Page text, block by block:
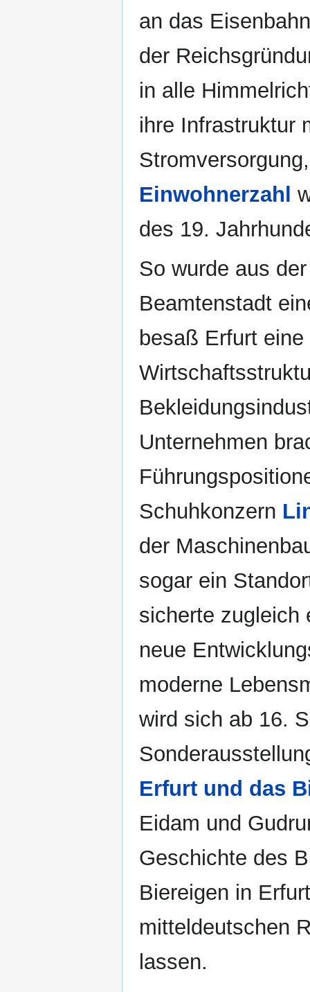
an das
der
in alle
ihre Infrastruktur
Einwohnerzahl
des 19.
So wurde aus
Beamtenstadt
besaß Erfurt
Unternehmen
Schuhkonzern
der
sogar ein
sicherte zugleich
neue
moderne
wird sich ab 16.
Erfurt und das
Eidam und
Geschichte des
Biereigen in
mitteldeutschen
lassen.